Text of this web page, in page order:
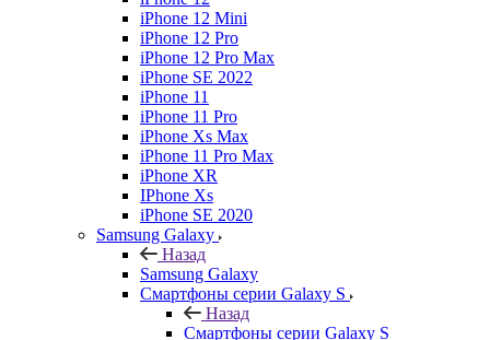
iPhone 12 Mini
iPhone 12 Pro
iPhone 12 Pro Max
iPhone SE 2022
iPhone 11
iPhone 11 Pro
iPhone Xs Max
iPhone 11 Pro Max
iPhone XR
IPhone Xs
iPhone SE 2020
Samsung Galaxy
Назад
Samsung Galaxy
Смартфоны серии Galaxy S
Назад
Смартфоны серии Galaxy S